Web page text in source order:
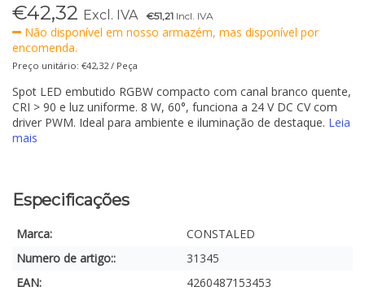
€42,32 Excl. IVA €51,21 Incl. IVA
Não disponível em nosso armazém, mas disponível por
encomenda.
Preço unitário: €42,32 / Peça
Spot LED embutido RGBW compacto com canal branco quente,
CRI > 90 e luz uniforme. 8 W, 60°, funciona a 24 V DC CV com
driver PWM. Ideal para ambiente e iluminação de destaque. Leia
mais
Especificações
Marca:
CONSTALED
Numero de artigo::
31345
EAN:
4260487153453